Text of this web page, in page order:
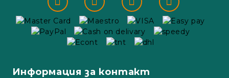
Информация за контакт